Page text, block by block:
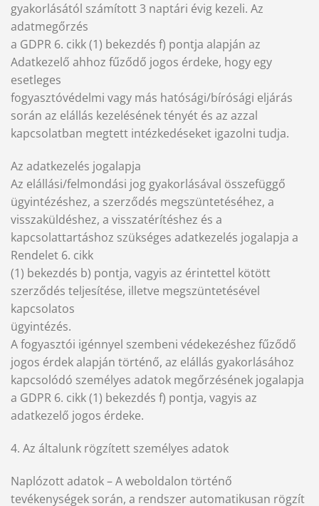
gyakorlásától számított 3 naptári évig kezeli. Az
adatmegőrzés
a GDPR 6. cikk (1) bekezdés f) pontja alapján az
Adatkezelő ahhoz fűződő jogos érdeke, hogy egy
esetleges
fogyasztóvédelmi vagy más hatósági/bírósági eljárás
során az elállás kezelésének tényét és az azzal
kapcsolatban megtett intézkedéseket igazolni tudja.
Az adatkezelés jogalapja
Az elállási/felmondási jog gyakorlásával összefüggő
ügyintézéshez, a szerződés megszüntetéséhez, a
visszaküldéshez, a visszatérítéshez és a
kapcsolattartáshoz szükséges adatkezelés jogalapja a
Rendelet 6. cikk
(1) bekezdés b) pontja, vagyis az érintettel kötött
szerződés teljesítése, illetve megszüntetésével
kapcsolatos
ügyintézés.
A fogyasztói igénnyel szembeni védekezéshez fűződő
jogos érdek alapján történő, az elállás gyakorlásához
kapcsolódó személyes adatok megőrzésének jogalapja
a GDPR 6. cikk (1) bekezdés f) pontja, vagyis az
adatkezelő jogos érdeke.
4. Az általunk rögzített személyes adatok
Naplózott adatok – A weboldalon történő
tevékenységek során, a rendszer automatikusan rögzít